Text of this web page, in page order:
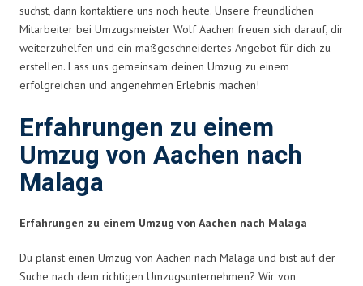
suchst, dann kontaktiere uns noch heute. Unsere freundlichen
Mitarbeiter bei Umzugsmeister Wolf Aachen freuen sich darauf, dir
weiterzuhelfen und ein maßgeschneidertes Angebot für dich zu
erstellen. Lass uns gemeinsam deinen Umzug zu einem
erfolgreichen und angenehmen Erlebnis machen!
Erfahrungen zu einem
Umzug von Aachen nach
Malaga
Erfahrungen zu einem Umzug von Aachen nach Malaga
Du planst einen Umzug von Aachen nach Malaga und bist auf der
Suche nach dem richtigen Umzugsunternehmen? Wir von